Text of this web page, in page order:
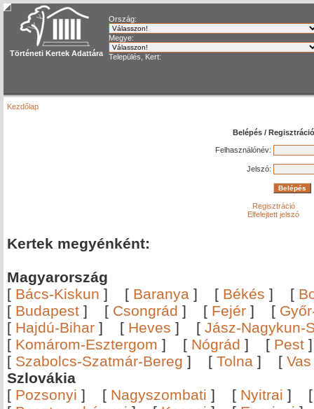
Történeti Kertek Adattára
Ország:
Megye:
Település, Kert:
Kezdőlap
Belépés / Regisztráció
Felhasználónév:
Jelszó:
Regisztráció
Elfelejtett jelszó
Kertek megyénként:
Magyarország
[ Bács-Kiskun ] [ Baranya ] [ Békés ] [
[ Budapest ] [ Csongrád ] [ Fejér ] [
[ Hajdú-Bihar ] [ Heves ] [ Jász-Nagykun-
[ Komárom-Esztergom ] [ Nógrád ] [ Pest
[ Szabolcs-Szatmár-Bereg ] [ Tolna ] [ Vas
Szlovákia
[ Pozsonyi ] [ Nagyszombati ] [ Nyitrai ]